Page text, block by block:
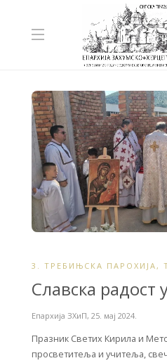
3. ТРЕБИЊСКА ПАРОХИЈА,
Славска радост
Епархија ЗХиП, 25. мај 2024.
Празник Светих Кирила и
просветитеља и учитеља,